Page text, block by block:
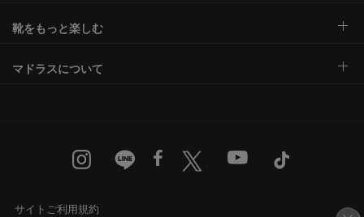
靴をもっと楽しむ
マドラスについて
サイトご利用規約